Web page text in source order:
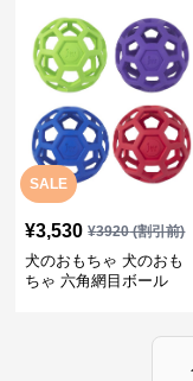
SALE
¥3,530 ¥3920(割引前)
犬のおもちゃ 犬のおも
ちゃ 六角網目ボール